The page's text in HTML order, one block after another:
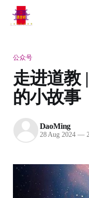
公众号
走进道教
的小故事
DaoMing
28 Aug 2024 —